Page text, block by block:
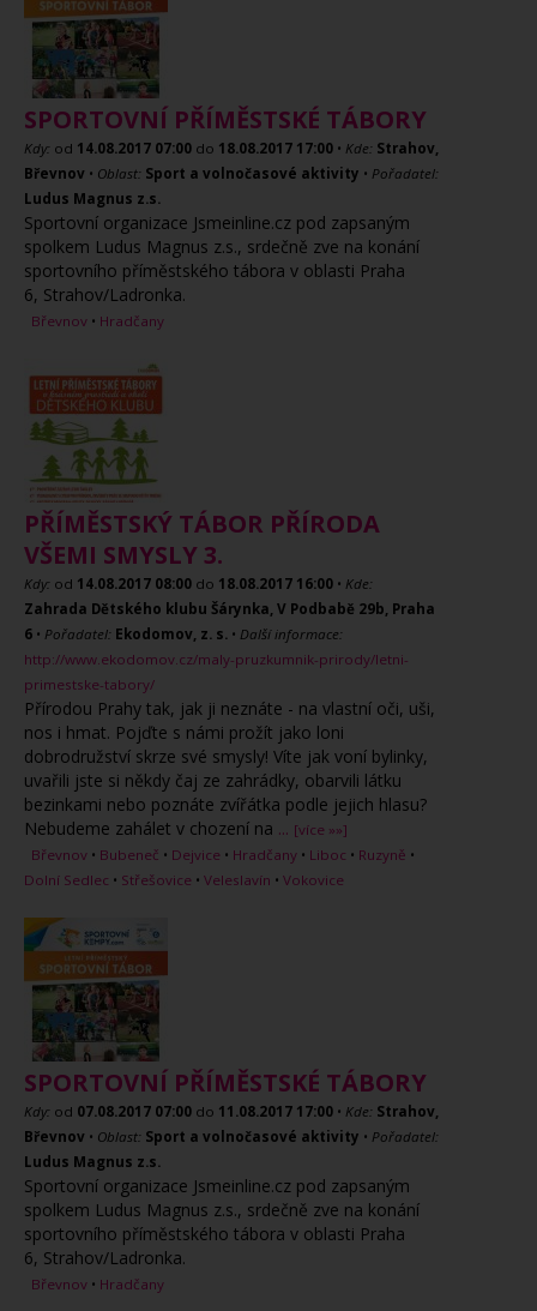
SPORTOVNÍ PŘÍMĚSTSKÉ TÁBORY
Kdy: od 14.08.2017 07:00 do 18.08.2017 17:00 • Kde: Strahov,
Břevnov • Oblast: Sport a volnočasové aktivity • Pořadatel:
Ludus Magnus z.s.
Sportovní organizace Jsmeinline.cz pod zapsaným
spolkem Ludus Magnus z.s., srdečně zve na konání
sportovního příměstského tábora v oblasti Praha
6, Strahov/Ladronka.
Břevnov • Hradčany
PŘÍMĚSTSKÝ TÁBOR PŘÍRODA
VŠEMI SMYSLY 3.
Kdy: od 14.08.2017 08:00 do 18.08.2017 16:00 • Kde:
Zahrada Dětského klubu Šárynka, V Podbabě 29b, Praha
6 • Pořadatel: Ekodomov, z. s. • Další informace:
http://www.ekodomov.cz/maly-pruzkumnik-prirody/letni-
primestske-tabory/
Přírodou Prahy tak, jak ji neznáte - na vlastní oči, uši,
nos i hmat. Pojďte s námi prožít jako loni
dobrodružství skrze své smysly! Víte jak voní bylinky,
uvařili jste si někdy čaj ze zahrádky, obarvili látku
bezinkami nebo poznáte zvířátka podle jejich hlasu?
Nebudeme zahálet v chození na ... [více »»]
Břevnov • Bubeneč • Dejvice • Hradčany • Liboc • Ruzyně •
Dolní Sedlec • Střešovice • Veleslavín • Vokovice
SPORTOVNÍ PŘÍMĚSTSKÉ TÁBORY
Kdy: od 07.08.2017 07:00 do 11.08.2017 17:00 • Kde: Strahov,
Břevnov • Oblast: Sport a volnočasové aktivity • Pořadatel:
Ludus Magnus z.s.
Sportovní organizace Jsmeinline.cz pod zapsaným
spolkem Ludus Magnus z.s., srdečně zve na konání
sportovního příměstského tábora v oblasti Praha
6, Strahov/Ladronka.
Břevnov • Hradčany